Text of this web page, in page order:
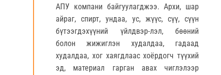
АПУ компани байгуулагджээ. Архи, шар
айраг, спирт, ундаа, ус, жүүс, сүү, сүүн
бүтээгдэхүүний үйлдвэр-лэл, бөөний
болон жижиглэн худалдаа, гадаад
худалдаа, хог хаягдлаас хоёрдогч түүхий
эд, материал гарган авах чиглэлээр